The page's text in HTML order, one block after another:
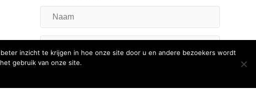
Naam
E-
mailadres
inzicht te krijgen in hoe onze site door u en andere bezoekers wordt
gebruik van onze site.